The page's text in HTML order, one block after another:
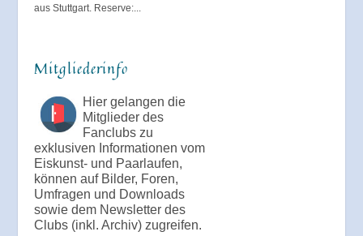
aus Stuttgart. Reserve:...
Mitgliederinfo
Hier gelangen die
Mitglieder des
Fanclubs zu
exklusiven Informationen vom
Eiskunst- und Paarlaufen,
können auf Bilder, Foren,
Umfragen und Downloads
sowie dem Newsletter des
Clubs (inkl. Archiv) zugreifen.